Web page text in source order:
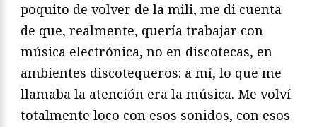
poquito de volver de la mili, me di cuenta
de que, realmente, quería trabajar con
música electrónica, no en discotecas, en
ambientes discotequeros: a mí, lo que me
llamaba la atención era la música. Me volví
totalmente loco con esos sonidos, con esos